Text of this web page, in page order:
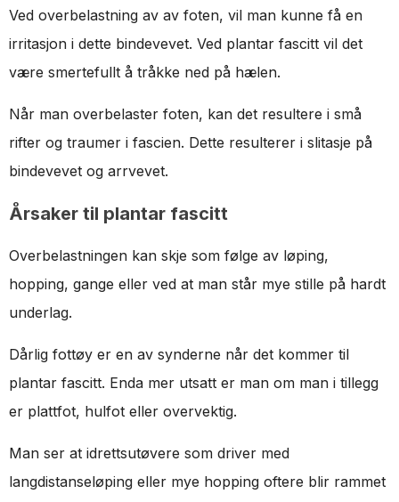
Ved overbelastning av av foten, vil man kunne få en
irritasjon i dette bindevevet. Ved plantar fascitt vil det
være smertefullt å tråkke ned på hælen.
Når man overbelaster foten, kan det resultere i små
rifter og traumer i fascien. Dette resulterer i slitasje på
bindevevet og arrvevet.
Årsaker til plantar fascitt
Overbelastningen kan skje som følge av løping,
hopping, gange eller ved at man står mye stille på hardt
underlag.
Dårlig fottøy er en av synderne når det kommer til
plantar fascitt. Enda mer utsatt er man om man i tillegg
er plattfot, hulfot eller overvektig.
Man ser at idrettsutøvere som driver med
langdistanseløping eller mye hopping oftere blir rammet